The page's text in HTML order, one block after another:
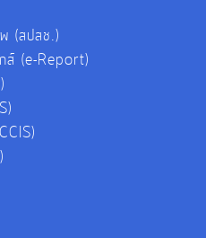
(สปสช.)
ส์ (e-Report)